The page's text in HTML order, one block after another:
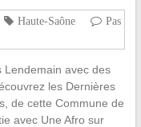
Haute-Saône
Pas
Lendemain avec des
les Dernières
de cette Commune de
avec Une Afro sur